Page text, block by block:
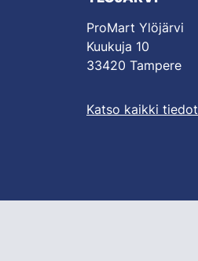
ProMart Ylöjärvi
Kuukuja 10
33420 Tampere
Katso kaikki tiedot